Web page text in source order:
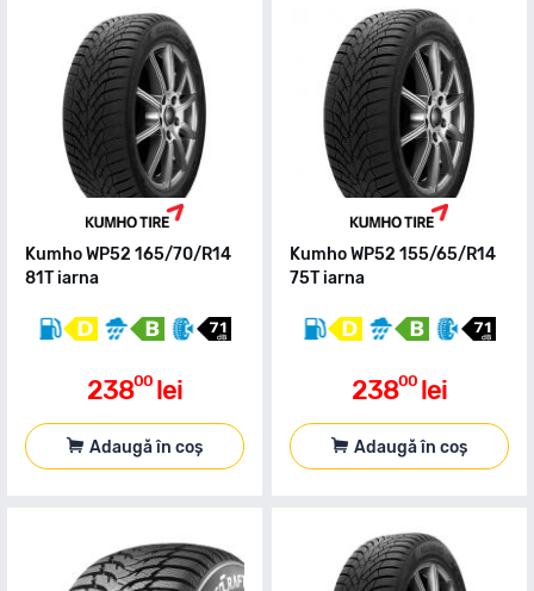
Kumho WP52 165/70/R14
81T iarna
23800 lei
Adaugă în coș
Kumho WP52 155/65/R14
75T iarna
23800 lei
Adaugă în coș